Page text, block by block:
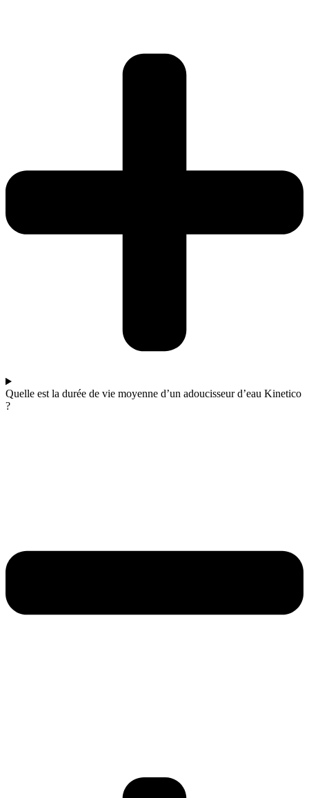
Quelle est la durée de vie moyenne d’un adoucisseur d’eau Kinetico
?